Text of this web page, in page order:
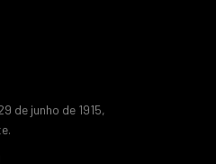
de junho de 1915,